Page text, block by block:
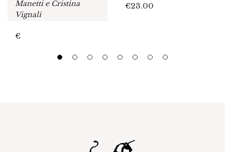
Manetti e Cristina
Vignali
€
€23.00